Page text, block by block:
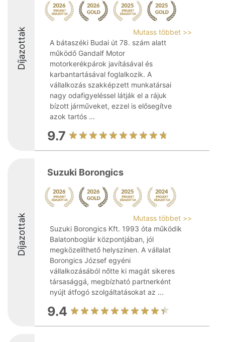
Díjazottak
Mutass többet >>
A bátaszéki Budai út 78. szám alatt
működő Gandalf Motor
motorkerékpárok javításával és
karbantartásával foglalkozik. A
vállalkozás szakképzett munkatársai
nagy odafigyeléssel látják el a rájuk
bízott járműveket, ezzel is elősegítve
azok tartós ...
9.7
Díjazottak
Suzuki Borongics
Mutass többet >>
Suzuki Borongics Kft. 1993 óta működik
Balatonboglár központjában, jól
megközelíthető helyszínen. A vállalat
Borongics József egyéni
vállalkozásából nőtte ki magát sikeres
társasággá, megbízható partnerként
nyújt átfogó szolgáltatásokat az ...
9.4